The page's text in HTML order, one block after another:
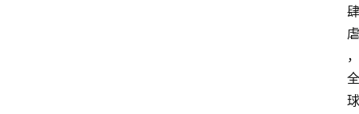
肆
虐
，
全
球